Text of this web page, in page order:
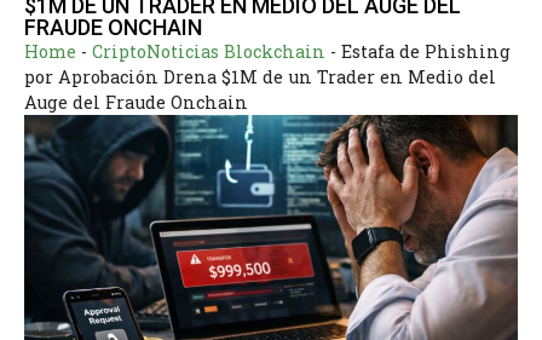
$1M DE UN TRADER EN MEDIO DEL AUGE DEL
FRAUDE ONCHAIN
Home - CriptoNoticias Blockchain - Estafa de Phishing
por Aprobación Drena $1M de un Trader en Medio del
Auge del Fraude Onchain